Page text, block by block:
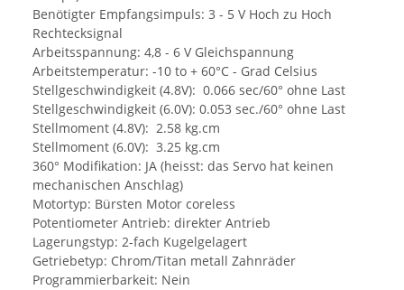
Benötigter Empfangsimpuls: 3 - 5 V Hoch zu Hoch
Rechtecksignal
Arbeitsspannung: 4,8 - 6 V Gleichspannung
Arbeitstemperatur: -10 to + 60°C - Grad Celsius
Stellgeschwindigkeit (4.8V): 0.066 sec/60° ohne Last
Stellgeschwindigkeit (6.0V): 0.053 sec./60° ohne Last
Stellmoment (4.8V): 2.58 kg.cm
Stellmoment (6.0V): 3.25 kg.cm
360° Modifikation: JA (heisst: das Servo hat keinen
mechanischen Anschlag)
Motortyp: Bürsten Motor coreless
Potentiometer Antrieb: direkter Antrieb
Lagerungstyp: 2-fach Kugelgelagert
Getriebetyp: Chrom/Titan metall Zahnräder
Programmierbarkeit: Nein